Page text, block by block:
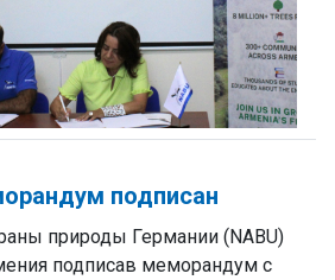
подписан
природы Германии (NABU)
подписав меморандум с